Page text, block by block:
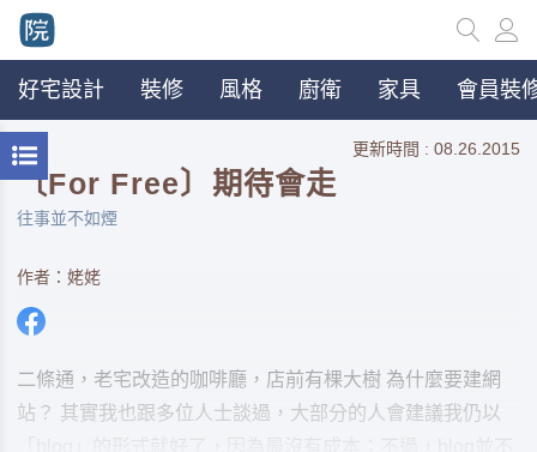
好宅設計 裝修 風格 廚衛 家具 會員裝
更新時間 : 08.26.2015
〔For Free〕期待會走
往事並不如煙
作者：姥姥
二條通，老宅改造的咖啡廳，店前有棵大樹 為什麼要建網
站？ 其實我也跟多位人士談過，大部分的人會建議我仍以